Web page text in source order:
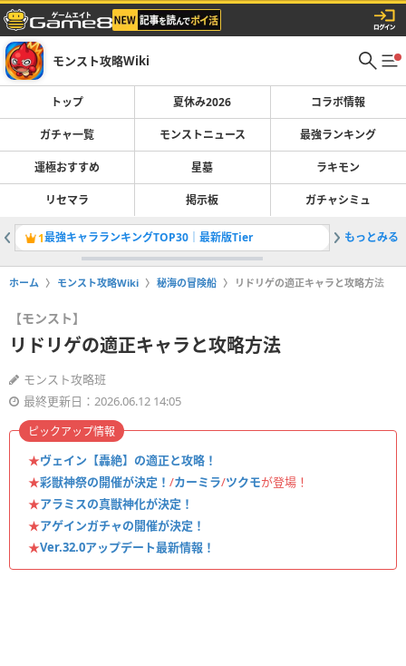
モンスト攻略Wiki
トップ 夏休み2026 コラボ情報
ガチャ一覧 モンストニュース 最強ランキング
運極おすすめ 星墓 ラキモン
リセマラ 掲示板 ガチャシミュ
1最強キャラランキングTOP30｜最新版Tier 2水ノマ
もっとみる
ホーム モンスト攻略Wiki 秘海の冒険船 リドリゲの適正キャラと攻略方法
【モンスト】
リドリゲの適正キャラと攻略方法
モンスト攻略班
最終更新日：2026.06.12 14:05
★ヴェイン【轟絶】の適正と攻略！
★彩獣神祭の開催が決定！ /カーミラ/ツクモが登場！
★アラミスの真獣神化が決定！
★アゲインガチャの開催が決定！
★Ver.32.0アップデート最新情報！
ピックアップ情報